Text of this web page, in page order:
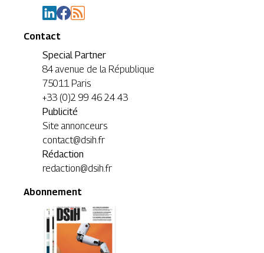
Contact
Special Partner
84 avenue de la République
75011 Paris
+33 (0)2 99 46 24 43
Publicité
Site annonceurs
contact@dsih.fr
Rédaction
redaction@dsih.fr
Abonnement